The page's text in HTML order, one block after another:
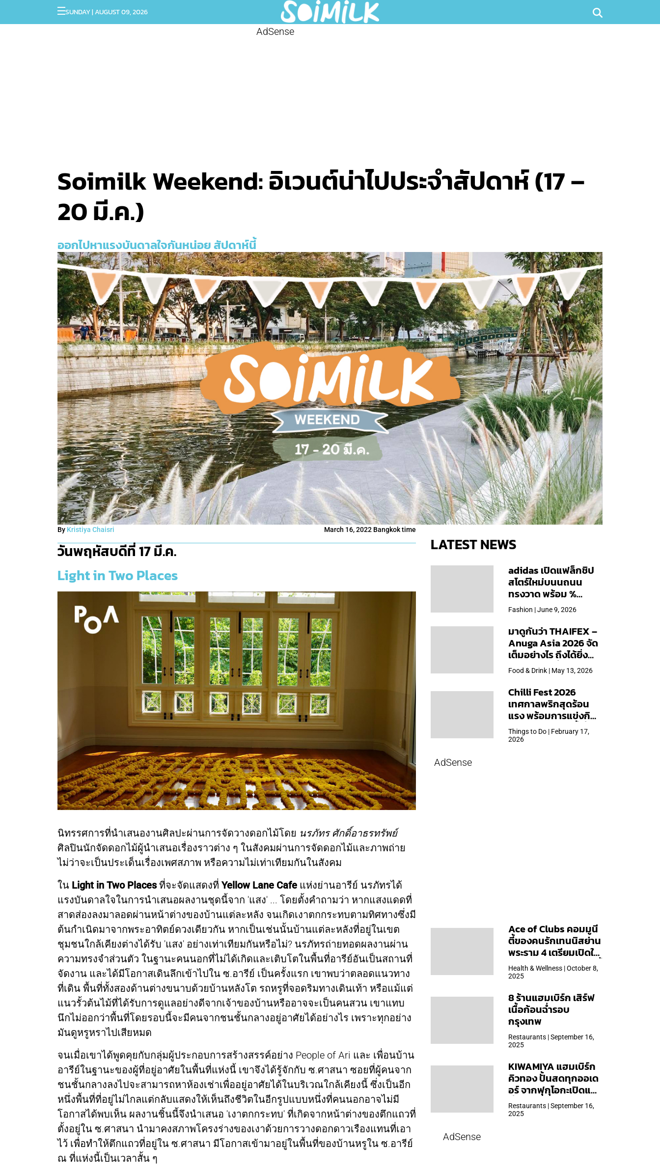
SUNDAY | AUGUST 09, 2026
AdSense
Soimilk Weekend: อิเวนต์น่าไปประจำสัปดาห์ (17 –
20 มี.ค.)
ออกไปหาแรงบันดาลใจกันหน่อย สัปดาห์นี้
By Kristiya Chaisri March 16, 2022 Bangkok time
วันพฤหัสบดีที่ 17 มี.ค.
Light in Two Places
นิทรรศการที่นำเสนองานศิลปะผ่านการจัดวางดอกไม้โดย นรภัทร ศักดิ์อาธรทรัพย์
ศิลปินนักจัดดอกไม้ผู้นำเสนอเรื่องราวต่าง ๆ ในสังคมผ่านการจัดดอกไม้และภาพถ่าย
ไม่ว่าจะเป็นประเด็นเรื่องเพศสภาพ หรือความไม่เท่าเทียมกันในสังคม
ใน Light in Two Placesที่จะจัดแสดงที่ Yellow Lane Cafe แห่งย่านอารีย์ นรภัทรได้
แรงบันดาลใจในการนำเสนอผลงานชุดนี้จาก 'แสง' ... โดยตั้งคำถามว่า หากแสงแดดที่
สาดส่องลงมาลอดผ่านหน้าต่างของบ้านแต่ละหลัง จนเกิดเงาตกกระทบตามทิศทางซึ่งมี
ต้นกำเนิดมาจากพระอาทิตย์ดวงเดียวกัน หากเป็นเช่นนั้นบ้านแต่ละหลังที่อยู่ในเขต
ชุมชนใกล้เคียงต่างได้รับ 'แสง' อย่างเท่าเทียมกันหรือไม่? นรภัทรถ่ายทอดผลงานผ่าน
ความทรงจำส่วนตัว ในฐานะคนนอกที่ไม่ได้เกิดและเติบโตในพื้นที่อารีย์อันเป็นสถานที่
จัดงาน และได้มีโอกาสเดินลึกเข้าไปใน ซ.อารีย์ เป็นครั้งแรก เขาพบว่าตลอดแนวทาง
ที่เดิน พื้นที่ทั้งสองด้านต่างขนาบด้วยบ้านหลังโต รถหรูที่จอดริมทางเดินเท้า หรือแม้แต่
แนวรั้วต้นไม้ที่ได้รับการดูแลอย่างดีจากเจ้าของบ้านหรืออาจจะเป็นคนสวน เขาแทบ
นึกไม่ออกว่าพื้นที่โดยรอบนี้จะมีคนจากชนชั้นกลางอยู่อาศัยได้อย่างไร เพราะทุกอย่าง
มันดูหรูหราไปเสียหมด
จนเมื่อเขาได้พูดคุยกับกลุ่มผู้ประกอบการสร้างสรรค์อย่าง People of Ari และ เพื่อนบ้าน
อารีย์ในฐานะของผู้ที่อยู่อาศัยในพื้นที่แห่งนี้ เขาจึงได้รู้จักกับ ซ.ศาสนา ซอยที่ผู้คนจาก
ชนชั้นกลางลงไปจะสามารถหาห้องเช่าเพื่ออยู่อาศัยได้ในบริเวณใกล้เคียงนี้ ซึ่งเป็นอีก
หนึ่งพื้นที่ที่อยู่ไม่ไกลแต่กลับแสดงให้เห็นถึงชีวิตในอีกรูปแบบหนึ่งที่คนนอกอาจไม่มี
โอกาสได้พบเห็น ผลงานชิ้นนี้จึงนำเสนอ 'เงาตกกระทบ' ที่เกิดจากหน้าต่างของตึกแถวที่
ตั้งอยู่ใน ซ.ศาสนา นำมาคงสภาพโครงร่างของเงาด้วยการวางดอกดาวเรืองแทนที่เอา
ไว้ เพื่อทำให้ตึกแถวที่อยู่ใน ซ.ศาสนา มีโอกาสเข้ามาอยู่ในพื้นที่ของบ้านหรูใน ซ.อารีย์
ณ ที่แห่งนี้เป็นเวลาสั้น ๆ
LATEST NEWS
adidas เปิดแฟล็กชิป
สโตร์ใหม่บนนถนน
ทรงวาด พร้อม %
Arabica และคอลเลก
ชันพิเศษเฉพาะสาขา
Fashion | June 9, 2026
มาดูกันว่า THAIFEX –
Anuga Asia 2026 จัด
เต็มอย่างไร ถึงได้ยิ่ง
ใหญ่สุดเท่าที่เคยจัดมา
Food & Drink | May 13, 2026
Chilli Fest 2026
เทศกาลพริกสุดร้อน
แรง พร้อมการแข่งกิน
พริก จัด 28 มี.ค.นี้ ที่โรง
แรมคิมป์ตัน มาลัยฯ
Things to Do | February 17,
2026
AdSense
Ace of Clubs คอมมูนี
ตี้ของคนรักเทนนิสย่าน
พระราม 4 เตรียมเปิดให้
บริการวันแรก 19 ต.ค. นี้
Health & Wellness | October 8,
2025
8 ร้านแฮมเบิร์ก เสิร์ฟ
เนื้อก้อนฉ่ำรอบ
กรุงเทพ
Restaurants | September 16,
2025
KIWAMIYA แฮมเบิร์ก
คิวทอง ปั้นสดทุกออเด
อร์ จากฟุกุโอกะเปิดแล้ว
ที่ Central Park
Restaurants | September 16,
2025
AdSense